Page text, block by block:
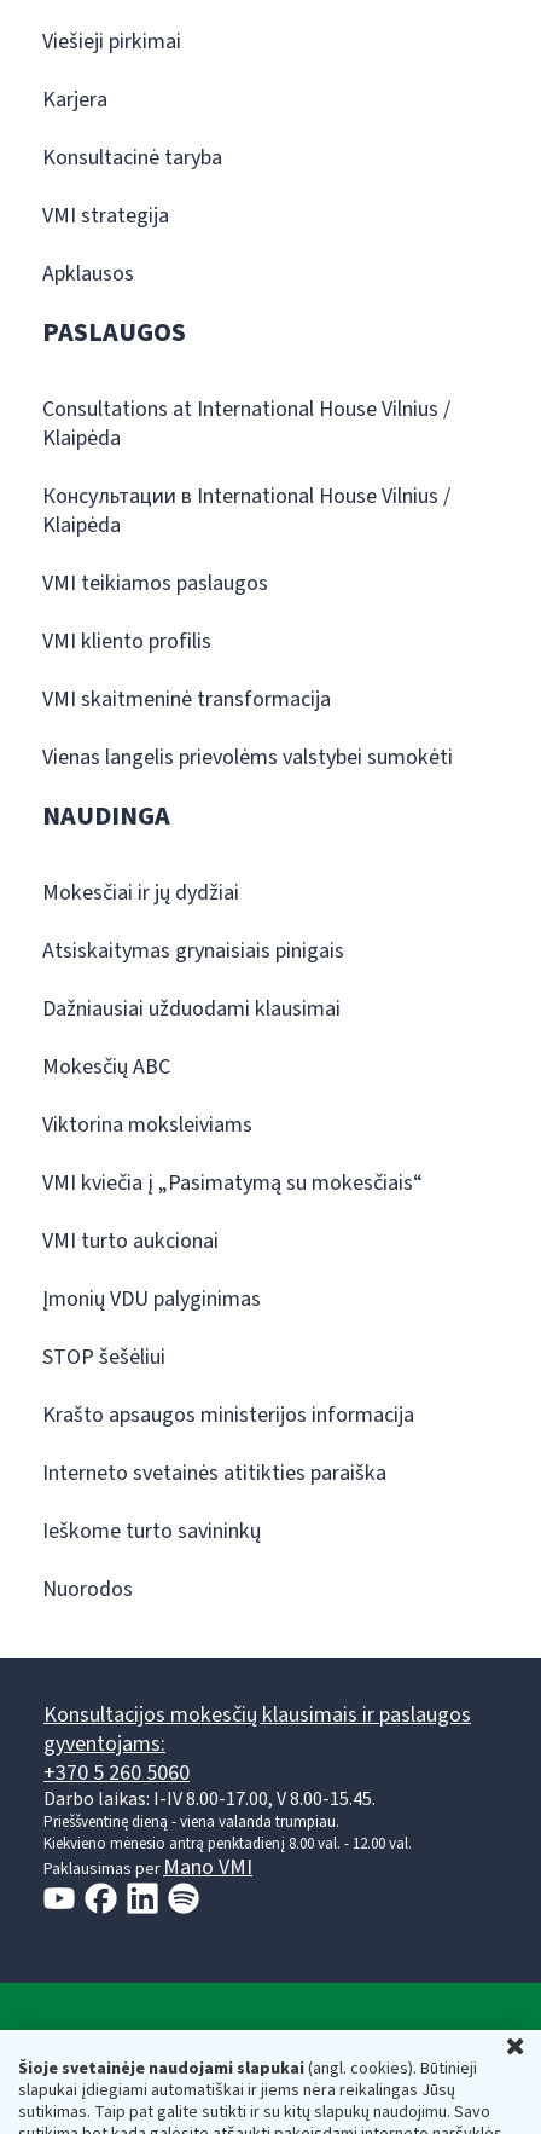
Šioje svetainėje naudojami slapukai(angl. cookies). Būtinieji
slapukai įdiegiami automatiškai ir jiems nėra reikalingas Jūsų
sutikimas. Taip pat galite sutikti ir su kitų slapukų naudojimu. Savo
Viešieji pirkimai
Karjera
Konsultacinė taryba
VMI strategija
Apklausos
PASLAUGOS
Consultations at International House Vilnius /
Klaipėda
Консультации в International House Vilnius /
Klaipėda
VMI teikiamos paslaugos
VMI kliento profilis
VMI skaitmeninė transformacija
Vienas langelis prievolėms valstybei sumokėti
NAUDINGA
Mokesčiai ir jų dydžiai
Atsiskaitymas grynaisiais pinigais
Dažniausiai užduodami klausimai
Mokesčių ABC
Viktorina moksleiviams
VMI kviečia į „Pasimatymą su mokesčiais“
VMI turto aukcionai
Įmonių VDU palyginimas
STOP šešėliui
Krašto apsaugos ministerijos informacija
Interneto svetainės atitikties paraiška
Ieškome turto savininkų
Nuorodos
Konsultacijos mokesčių klausimais ir paslaugos
gyventojams:
+370 5 260 5060
Darbo laikas: I-IV 8.00-17.00, V 8.00-15.45.
Prieššventinę dieną - viena valanda trumpiau.
Kiekvieno mėnesio antrą penktadienį 8.00 val. - 12.00 val.
Paklausimas per Mano VMI
Respublikos finansų ministerijos
Biudžetinė įstaiga. Juridinio asmens kodas — 188659752,
adresas: Vasario 16-osios g. 14, 01107 Vilnius, Lietuva, el.paštas: